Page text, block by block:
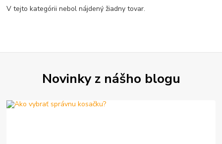
V tejto kategórii nebol nájdený žiadny tovar.
Novinky z nášho blogu